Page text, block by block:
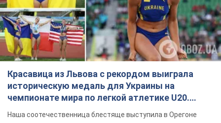
Красавица из Львова с рекордом выиграла
историческую медаль для Украины на
чемпионате мира по легкой атлетике U20.
Видео
Наша соотечественница блестяще выступила в Орегоне